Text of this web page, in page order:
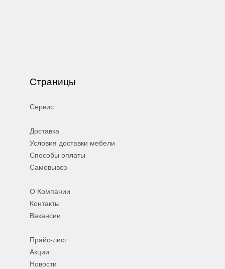
Страницы
Сервис
Доставка
Условия доставки мебели
Способы оплаты
Самовывоз
О Компании
Контакты
Вакансии
Прайс-лист
Акции
Новости